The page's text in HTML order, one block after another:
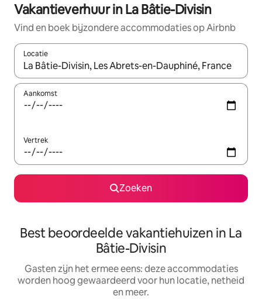
Vakantieverhuur in La Bâtie-Divisin
Vind en boek bijzondere accommodaties op Airbnb
Locatie
Wanneer er suggesties beschikbaar zijn, maak je een keuze
Aankomst
Vertrek
Zoeken
Best beoordeelde vakantiehuizen in La
Bâtie-Divisin
Gasten zijn het ermee eens: deze accommodaties
worden hoog gewaardeerd voor hun locatie, netheid
en meer.